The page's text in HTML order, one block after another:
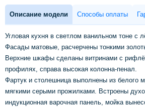
Описание модели Способы оплаты
Угловая кухня в светлом ванильном тоне с
Фасады матовые, расчерчены тонкими
Верхние шкафы сделаны витринами с
профилях, справа высокая колонна-пенал.
Фартук и столешница выполнены из белого
мягкими серыми прожилками. Встроены
индукционная варочная панель, мойка